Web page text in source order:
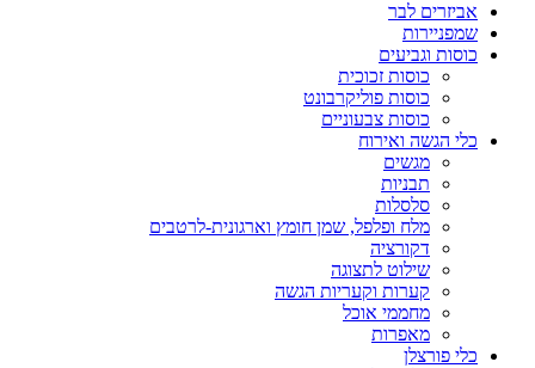
אביזרים לבר
שמפניירות
כוסות וגביעים
כוסות זכוכית
כוסות פוליקרבונט
כוסות צבעוניים
כלי הגשה ואירוח
מגשים
תבניות
סלסלות
מלח ופלפל, שמן חומץ וארגונית-לרטבים
דקורציה
שילוט לתצוגה
קערות וקעריות הגשה
מחממי אוכל
מאפרות
כלי פורצלן